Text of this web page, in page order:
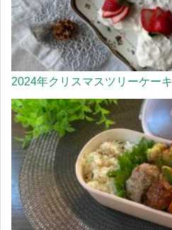
2024年クリスマスツリーケーキ